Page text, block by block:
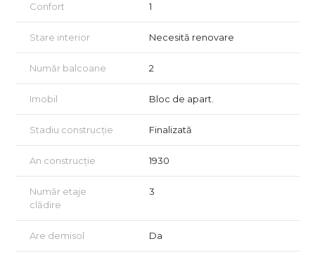
Confort 1
Stare interior Necesită renovare
Număr balcoane 2
Imobil Bloc de apart.
Stadiu construcție Finalizată
An construcție 1930
Număr etaje
clădire
3
Are demisol Da